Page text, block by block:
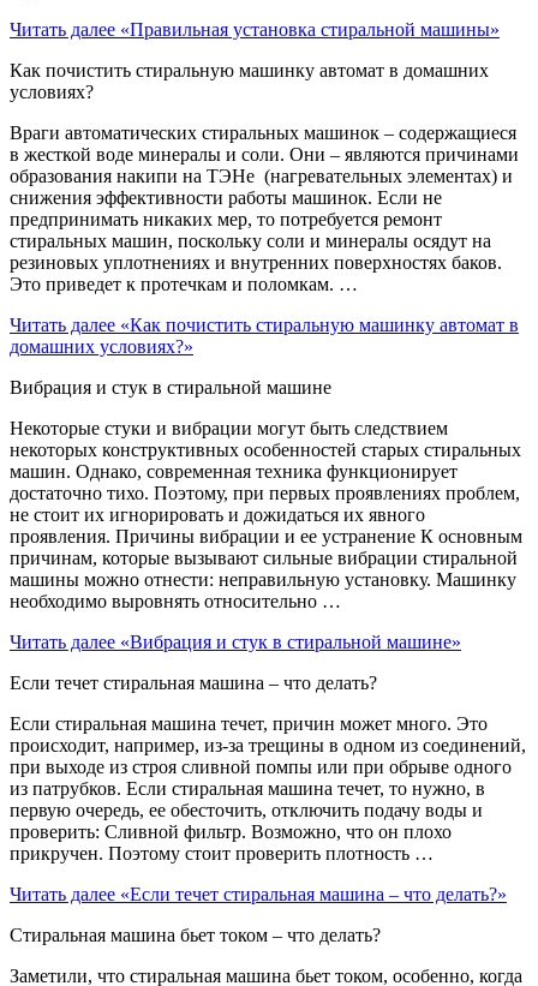
Читать далее «Правильная установка стиральной машины»
Как почистить стиральную машинку автомат в домашних
условиях?
Враги автоматических стиральных машинок – содержащиеся
в жесткой воде минералы и соли. Они – являются причинами
образования накипи на ТЭНе (нагревательных элементах) и
снижения эффективности работы машинок. Если не
предпринимать никаких мер, то потребуется ремонт
стиральных машин, поскольку соли и минералы осядут на
резиновых уплотнениях и внутренних поверхностях баков.
Это приведет к протечкам и поломкам. …
Читать далее «Как почистить стиральную машинку автомат в
домашних условиях?»
Вибрация и стук в стиральной машине
Некоторые стуки и вибрации могут быть следствием
некоторых конструктивных особенностей старых стиральных
машин. Однако, современная техника функционирует
достаточно тихо. Поэтому, при первых проявлениях проблем,
не стоит их игнорировать и дожидаться их явного
проявления. Причины вибрации и ее устранение К основным
причинам, которые вызывают сильные вибрации стиральной
машины можно отнести: неправильную установку. Машинку
необходимо выровнять относительно …
Читать далее «Вибрация и стук в стиральной машине»
Если течет стиральная машина – что делать?
Если стиральная машина течет, причин может много. Это
происходит, например, из-за трещины в одном из соединений,
при выходе из строя сливной помпы или при обрыве одного
из патрубков. Если стиральная машина течет, то нужно, в
первую очередь, ее обесточить, отключить подачу воды и
проверить: Сливной фильтр. Возможно, что он плохо
прикручен. Поэтому стоит проверить плотность …
Читать далее «Если течет стиральная машина – что делать?»
Стиральная машина бьет током – что делать?
Заметили, что стиральная машина бьет током, особенно, когда